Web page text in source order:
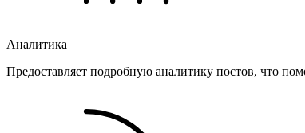
Аналитика
Предоставляет подробную аналитику постов, что